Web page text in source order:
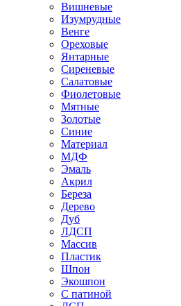
Вишневые
Изумрудные
Венге
Ореховые
Янтарные
Сиреневые
Салатовые
Фиолетовые
Мятные
Золотые
Синие
Материал
МДФ
Эмаль
Акрил
Береза
Дерево
Дуб
ЛДСП
Массив
Пластик
Шпон
Экошпон
С патиной